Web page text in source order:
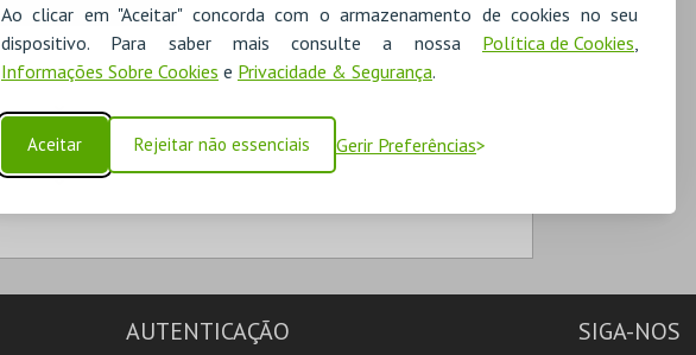
Ao clicar em "Aceitar" concorda com o armazenamento de cookies no seu
dispositivo. Para saber mais consulte a nossa Política de Cookies
Informações Sobre Cookies e Privacidade & Segurança.
Aceitar Rejeitar não essenciais Gerir Preferências
AUTENTICAÇÃO SIGA-NOS